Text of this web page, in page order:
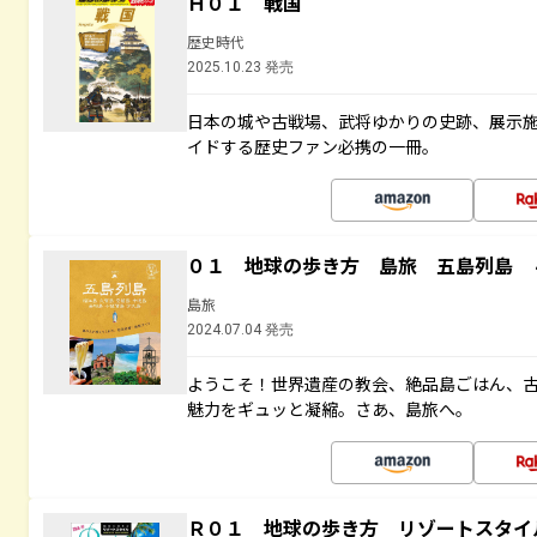
歴史時代
2025.10.23 発売
日本の城や古戦場、武将ゆかりの史跡、展示
イドする歴史ファン必携の一冊。
０１ 地球の歩き方 島旅 五島列島
島旅
2024.07.04 発売
ようこそ！世界遺産の教会、絶品島ごはん、
魅力をギュッと凝縮。さあ、島旅へ。
Ｒ０１ 地球の歩き方 リゾートスタ